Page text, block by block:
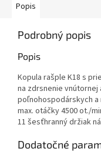
Popis
Podrobný popis
Popis
Kopula rašple K18 s
na zdrsnenie vnútornej
poľnohospodárskych
max. otáčky 4500 ot./
11 šesťhranný držiak
Dodatočné